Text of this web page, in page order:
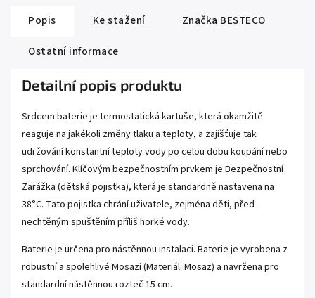
Popis Ke stažení Značka BESTECO
Ostatní informace
Detailní popis produktu
Srdcem baterie je termostatická kartuše, která okamžitě
reaguje na jakékoli změny tlaku a teploty, a zajišťuje tak
udržování konstantní teploty vody po celou dobu koupání nebo
sprchování. Klíčovým bezpečnostním prvkem je Bezpečnostní
Zarážka (dětská pojistka), která je standardně nastavena na
38°C. Tato pojistka chrání uživatele, zejména děti, před
nechtěným spuštěním příliš horké vody.
Baterie je určena pro nástěnnou instalaci. Baterie je vyrobena z
robustní a spolehlivé Mosazi (Materiál: Mosaz) a navržena pro
standardní nástěnnou rozteč 15 cm.